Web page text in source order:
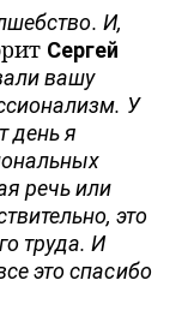
И,
Сергей
вашу
У
день я
речь или
это
труда. И
это спасибо